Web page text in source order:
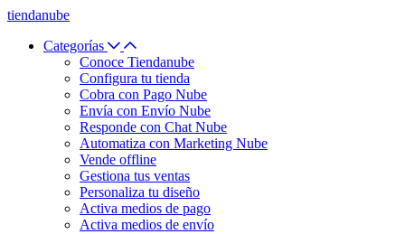
tiendanube
Categorías
Conoce Tiendanube
Configura tu tienda
Cobra con Pago Nube
Envía con Envío Nube
Responde con Chat Nube
Automatiza con Marketing Nube
Vende offline
Gestiona tus ventas
Personaliza tu diseño
Activa medios de pago
Activa medios de envío